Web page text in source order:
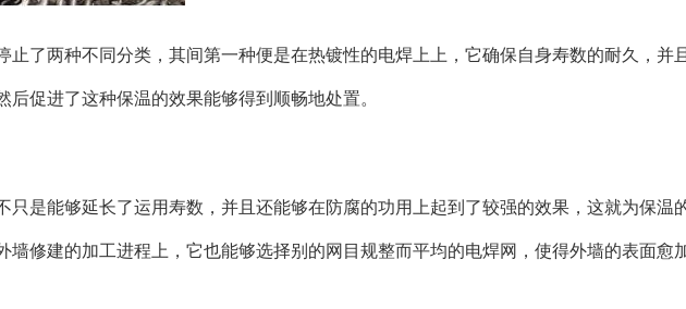
止了两种不同分类，其间第一种便是在热镀性的电焊上上，它确保自身寿数的耐久，并
促进了这种保温的效果能够得到顺畅地处置。
只是能够延长了运用寿数，并且还能够在防腐的功用上起到了较强的效果，这就为保温
墙修建的加工进程上，它也能够选择别的网目规整而平均的电焊网，使得外墙的表面愈